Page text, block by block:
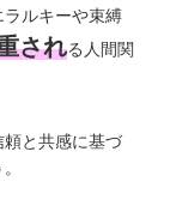
ルキーや束縛
される人間関
と共感に基づ